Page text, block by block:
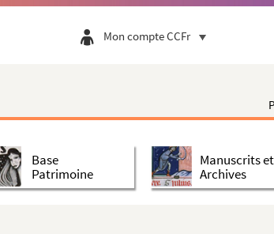
Mon compte CCFr
Base
Patrimoine
Manuscrits et
Archives